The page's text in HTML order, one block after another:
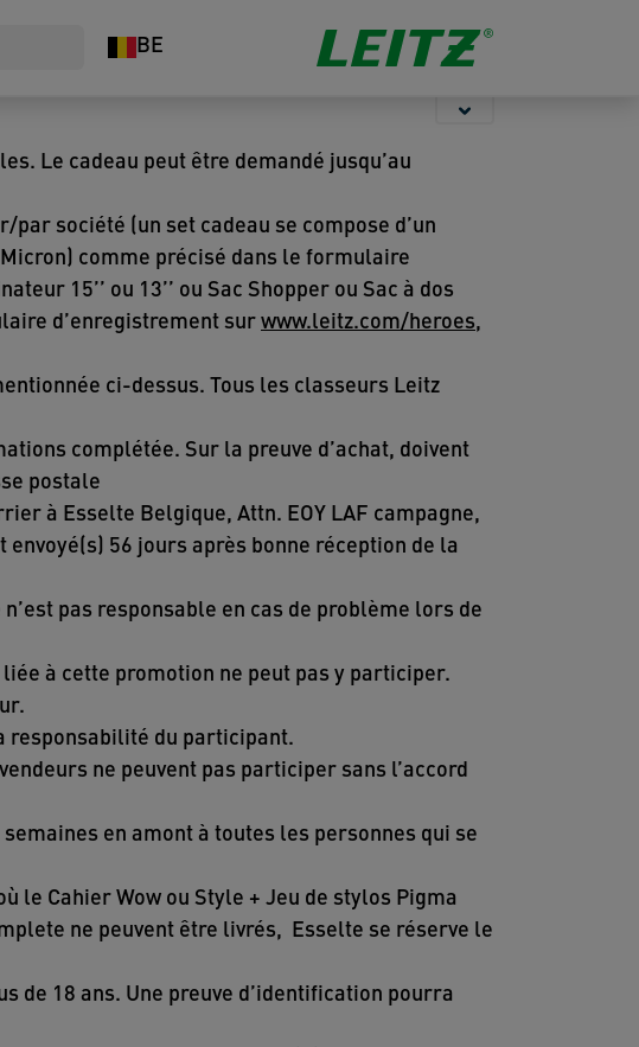
BE
Agrafeuses et
Perforateurs
Le cadeau peut être demandé jusqu’au
société (un set cadeau se compose d’un
Micron) comme précisé dans le formulaire
15’’ ou 13’’ ou Sac Shopper ou Sac à dos
d’enregistrement sur www.leitz.com/heroes,
ci-dessus. Tous les classeurs Leitz
complétée. Sur la preuve d’achat, doivent
postale
à Esselte Belgique, Attn. EOY LAF campagne,
56 jours après bonne réception de la
pas responsable en cas de problème lors de
à cette promotion ne peut pas y participer.
responsabilité du participant.
ne peuvent pas participer sans l’accord
en amont à toutes les personnes qui se
le Cahier Wow ou Style + Jeu de stylos Pigma
ne peuvent être livrés, Esselte se réserve le
de 18 ans. Une preuve d’identification pourra